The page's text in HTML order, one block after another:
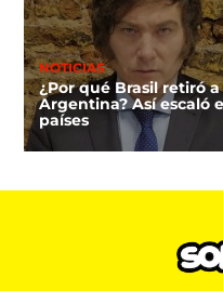
NOTICIAS
¿Por qué Brasil retiró
Argentina? Así escaló
países